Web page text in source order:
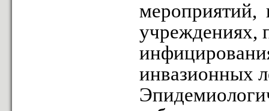
мероприятий,
учреждениях,
инвазионных